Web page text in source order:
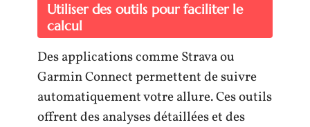
Utiliser des outils pour faciliter le
calcul
Des applications comme Strava ou
Garmin Connect permettent de suivre
automatiquement votre allure. Ces outils
offrent des analyses détaillées et des